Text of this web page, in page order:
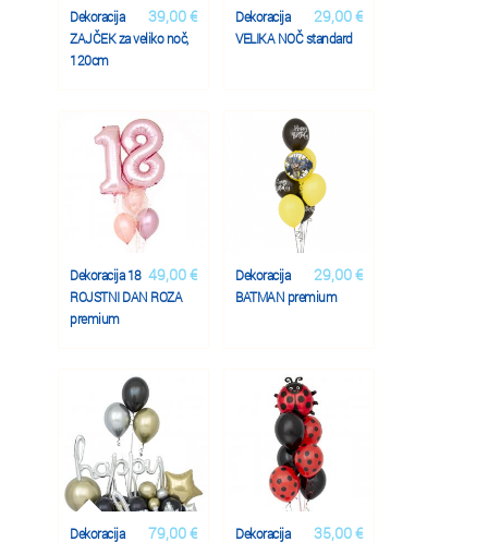
39,00 €
Dekoracija
ZAJČEK za veliko noč,
120cm
29,00 €
Dekoracija
VELIKA NOČ standard
49,00 €
Dekoracija 18
ROJSTNI DAN ROZA
premium
29,00 €
Dekoracija
BATMAN premium
79,00 €
Dekoracija 35,00 €
Dekoracija